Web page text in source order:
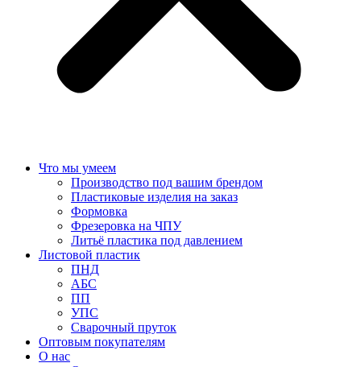
Что мы умеем
Производство под вашим брендом
Пластиковые изделия на заказ
Формовка
Фрезеровка на ЧПУ
Литьё пластика под давлением
Листовой пластик
ПНД
АБС
ПП
УПС
Сварочный пруток
Оптовым покупателям
О нас